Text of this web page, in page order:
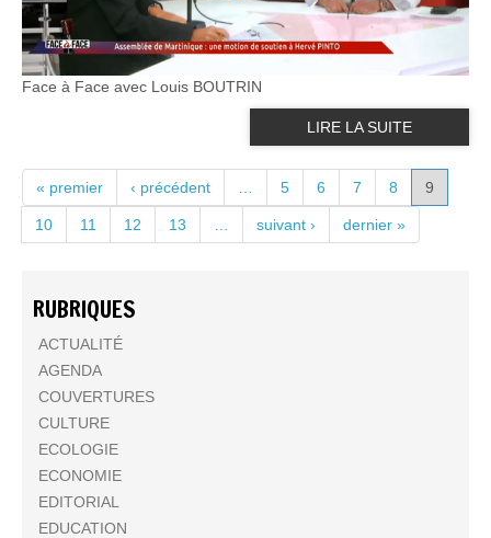
Face à Face avec Louis BOUTRIN
LIRE LA SUITE
PAGES
« premier ‹ précédent 5 6 7 8 9
10 11 12 13 suivant › dernier »
RUBRIQUES
ACTUALITÉ
AGENDA
COUVERTURES
CULTURE
ECOLOGIE
ECONOMIE
EDITORIAL
EDUCATION